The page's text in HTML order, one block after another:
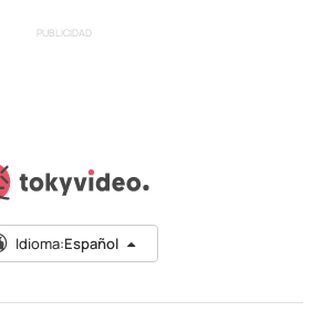
PUBLICIDAD
Idioma:Español